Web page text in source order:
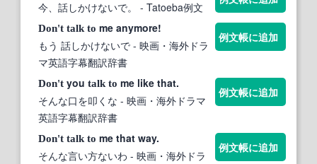
今、話しかけないで。 - Tatoeba例文
Don't talk to me anymore!
もう 話しかけないで - 映画・海外ドラ
マ英語字幕翻訳辞書
例文帳に追加
Don't you talk to me like that.
そんな口を叩くな - 映画・海外ドラマ
英語字幕翻訳辞書
例文帳に追加
Don't talk to me that way.
そんな言い方ないわ - 映画・海外ドラ
例文帳に追加